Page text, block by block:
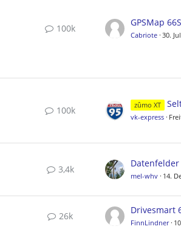
100k
Cabriote 30.
100k zûmo XT
vk-express
3,4k
mel-whv 14.
26k
FinnLindner